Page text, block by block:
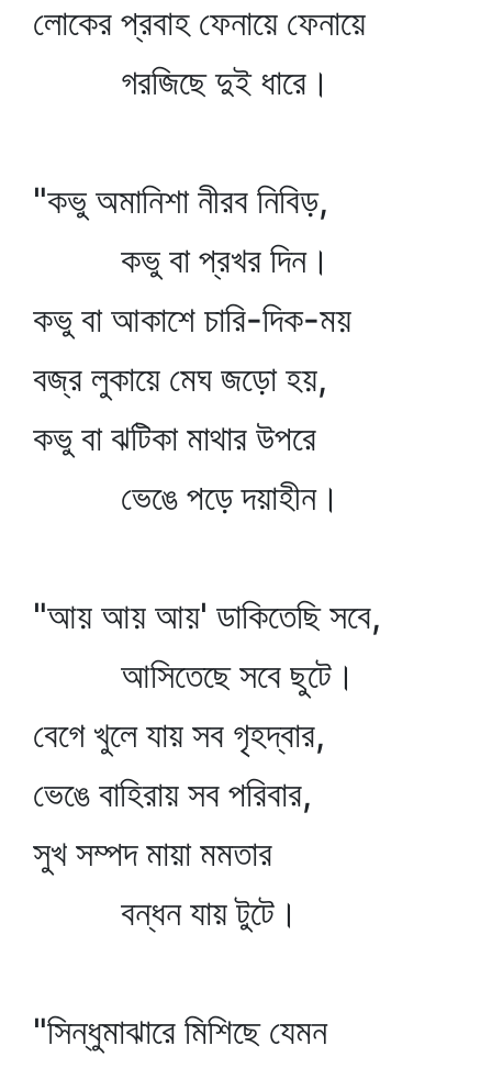
লোকের প্রবাহ ফেনায়ে ফেনায়ে
গরজিছে দুই ধারে।
"কভু অমানিশা নীরব নিবিড়,
কভু বা প্রখর দিন।
কভু বা আকাশে চারি-দিক-ময়
বজ্র লুকায়ে মেঘ জড়ো হয়,
কভু বা ঝটিকা মাথার উপরে
ভেঙে পড়ে দয়াহীন।
"আয় আয় আয়' ডাকিতেছি সবে,
আসিতেছে সবে ছুটে।
বেগে খুলে যায় সব গৃহদ্বার,
ভেঙে বাহিরায় সব পরিবার,
সুখ সম্পদ মায়া মমতার
বন্ধন যায় টুটে।
"সিন্ধুমাঝারে মিশিছে যেমন